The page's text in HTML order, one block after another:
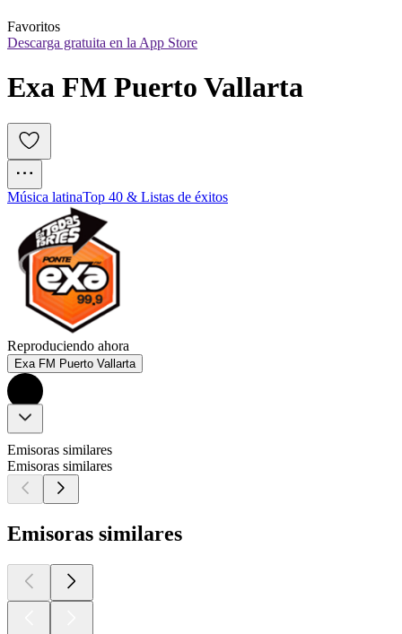
Favoritos
Descarga gratuita en la App Store
Exa FM Puerto Vallarta
Música latinaTop 40 & Listas de éxitos
Reproduciendo ahora
Exa FM Puerto Vallarta
Emisoras similares
Emisoras similares
Emisoras similares